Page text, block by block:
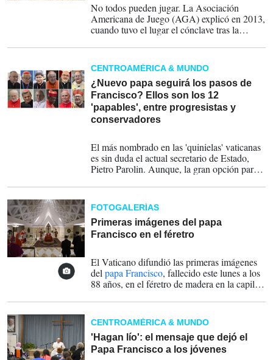
No todos pueden jugar. La Asociación
Americana de Juego (AGA) explicó en 2013,
cuando tuvo el lugar el cónclave tras la
Estados Unidos está prohibido apostar a la
elección de un papa. Ni siquiera en Nevada,
estado en el que se encuentra Las Vegas.
CENTROAMÉRICA & MUNDO
¿Nuevo papa seguirá los pasos de
Francisco? Ellos son los 12
'papables', entre progresistas y
conservadores
El más nombrado en las 'quinielas' vaticanas
es sin duda el actual secretario de Estado,
Pietro Parolin. Aunque, la gran opción para
Zuppi, de 69 años, actual presidente de la
Conferencia Episcopal italiana.
FOTOGALERÍAS
Primeras imágenes del papa
Francisco en el féretro
El Vaticano difundió las primeras imágenes
delpapa Francisco, fallecido este lunes a los
88 años, en el féretro de madera en la capilla
Marta. El papa descansa sobre un féretro de
madera forrado de terciopelo rojo con una
casulla purpura y una mitra blanca y en las
manos lleva un rosario. FOTOS EFE/
Francesco Sforza/Dicasterio Para La
CENTROAMÉRICA & MUNDO
'Hagan lío': el mensaje que dejó el
Papa Francisco a los jóvenes